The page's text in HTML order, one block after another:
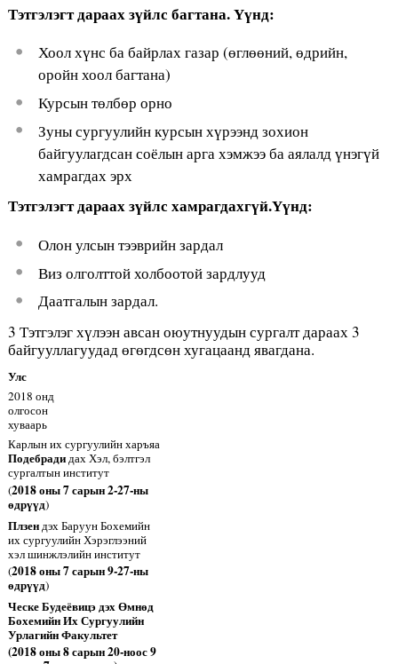
Тэтгэлэгт дараах зүйлс багтана.Үүнд:
Хоол хүнс ба байрлах газар (өглөөний, өдрийн,
оройн хоол багтана)
Курсын төлбөр орно
Зуны сургуулийн курсын хүрээнд зохион
байгуулагдсан соёлын арга хэмжээ ба аялалд үнэгүй
хамрагдах эрх
Тэтгэлэгт дараах зүйлс хамрагдахгүй.Үүнд:
Олон улсын тээврийн зардал
Виз олголттой холбоотой зардлууд
Даатгалын зардал.
3 Тэтгэлэг хүлээн авсан оюутнуудын сургалт дараах 3
байгууллагуудад өгөгдсөн хугацаанд явагдана.
Улс
2018 онд
олгосон
хуваарь
Карлын их сургуулийн харъяа
Подебрадидах Хэл, бэлтгэл
сургалтын институт
(2018оны 7 сарын 2-27-ны
өдрүүд)
Плзендэх Баруун Бохемийн
их сургуулийн Хэрэглээний
хэл шинжлэлийн институт
(2018оны 7 сарын 9-27-ны
өдрүүд)
Ческе БудеёвицэдэхӨмнөд
БохемийнИхСургуулийн
УрлагийнФакультет
(2018 оны 8 сарын 20-ноос 9